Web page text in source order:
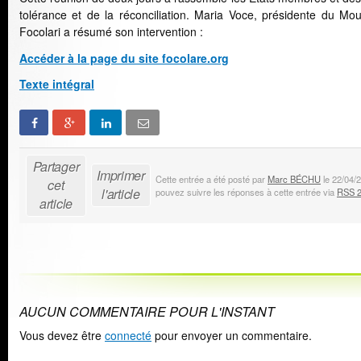
tolérance et de la réconciliation. Maria Voce, présidente du
Focolari a résumé son intervention :
Accéder à la page du site focolare.org
Texte intégral
Partager
cet
article
Imprimer
l'article
Cette entrée a été posté parMarc BÉCHU le 22/04/
pouvez suivre les réponses à cette entrée via RSS
AUCUN COMMENTAIRE POUR L'INSTANT
Vous devez être connecté pour envoyer un commentaire.